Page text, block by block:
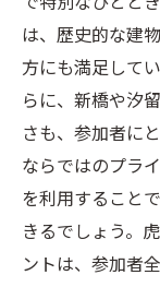
は、歴史的な建
方にも満足して
らに、新橋や汐
さも、参加者に
ならではのプラ
を利用すること
きるでしょう。
ントは、参加者